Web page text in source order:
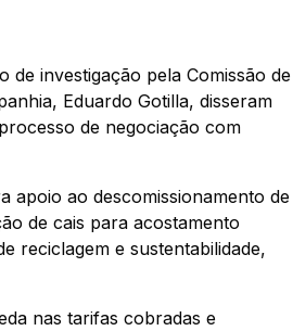
de investigação pela Comissão de
Eduardo Gotilla, disseram
de negociação com
ao descomissionamento de
de cais para acostamento
reciclagem e sustentabilidade,
nas tarifas cobradas e